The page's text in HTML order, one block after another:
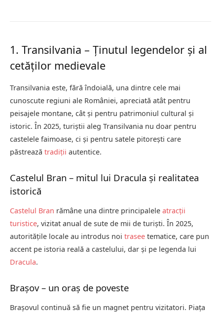
1. Transilvania – Ținutul legendelor și al
cetăților medievale
Transilvania este, fără îndoială, una dintre cele mai
cunoscute regiuni ale României, apreciată atât pentru
peisajele montane, cât și pentru patrimoniul cultural și
istoric. În 2025, turiștii aleg Transilvania nu doar pentru
castelele faimoase, ci și pentru satele pitorești care
păstrează tradiții autentice.
Castelul Bran – mitul lui Dracula și realitatea
istorică
Castelul Bran rămâne una dintre principalele atracții
turistice, vizitat anual de sute de mii de turiști. În 2025,
autoritățile locale au introdus noi trasee tematice, care pun
accent pe istoria reală a castelului, dar și pe legenda lui
Dracula.
Brașov – un oraș de poveste
Brașovul continuă să fie un magnet pentru vizitatori. Piața